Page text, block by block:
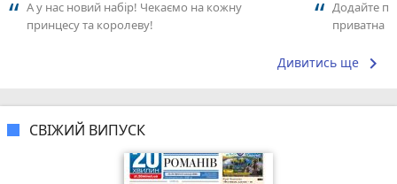
А у нас новий набір! Чекаємо на кожну
принцесу та королеву!
Додайте
приватна
Дивитись ще keyboard_arrow_right
СВІЖИЙ ВИПУСК